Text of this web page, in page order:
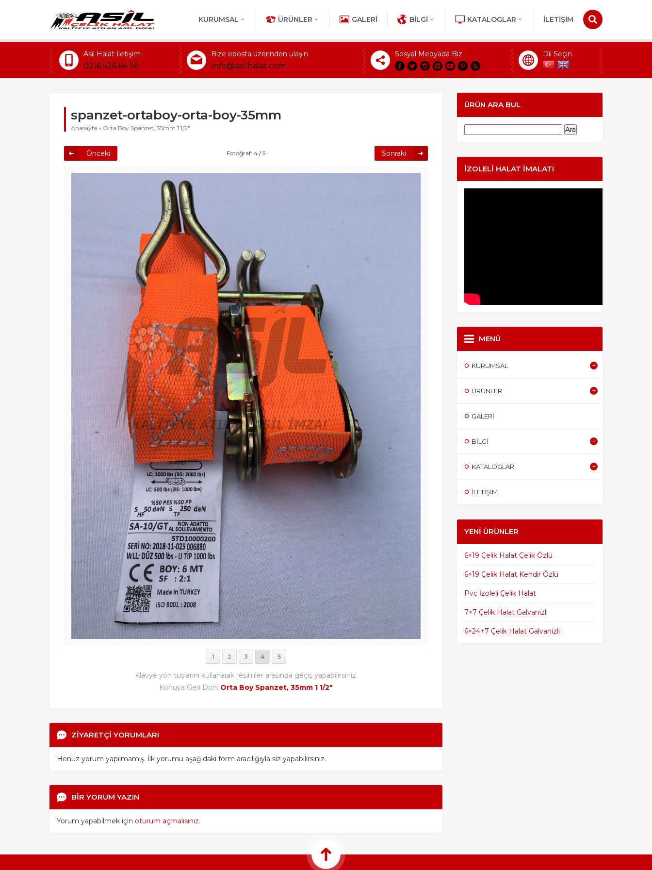
KURUMSAL ÜRÜNLER GALERI BILGI KATALOGLAR İLETİŞİM
Asil Halat İletişim
0216 526 64 56
Bize eposta üzerinden ulaşın
info@asilhalat.com
Sosyal Medyada Biz Dil Seçin
spanzet-ortaboy-orta-boy-35mm
Anasayfa » Orta Boy Spanzet, 35mm 1 1/2"
Önceki Fotoğraf: 4 / 5 Sonraki
1 2 3 4 5
Klavye yön tuşlarını kullanarak resimler arasında geçiş yapabilirsiniz.
Konuya Geri Dön: Orta Boy Spanzet, 35mm 1 1/2″
ZİYARETÇİ YORUMLARI
Henüz yorum yapılmamış. İlk yorumu aşağıdaki form aracılığıyla siz yapabilirsiniz.
BİR YORUM YAZIN
Yorum yapabilmek için oturum açmalısınız.
ÜRÜN ARA BUL
İZOLELI HALAT İMALATI
MENÜ
KURUMSAL
ÜRÜNLER
GALERI
BILGI
KATALOGLAR
İLETİŞİM
YENI ÜRÜNLER
6×19 Çelik Halat Çelik Özlü
6×19 Çelik Halat Kendir Özlü
Pvc İzoleli Çelik Halat
7×7 Çelik Halat Galvanizli
6×24+7 Çelik Halat Galvanizli